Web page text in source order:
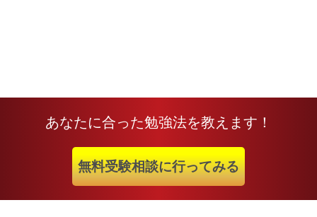
あなたに合った勉強法を教えます！
無料受験相談に行ってみる